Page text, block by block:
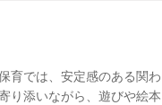
育では、安定感のある関わ
り添いながら、遊びや絵本